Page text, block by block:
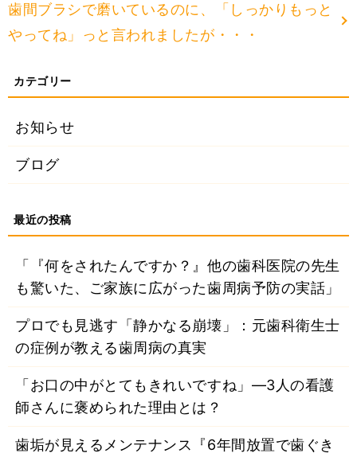
歯間ブラシで磨いているのに、「しっかりもっと
やってね」っと言われましたが・・・
お知らせ
ブログ
「『何をされたんですか？』他の歯科医院の先生
も驚いた、ご家族に広がった歯周病予防の実話」
プロでも見逃す「静かなる崩壊」：元歯科衛生士
の症例が教える歯周病の真実
「お口の中がとてもきれいですね」―3人の看護
師さんに褒められた理由とは？
歯垢が見えるメンテナンス『6年間放置で歯ぐき